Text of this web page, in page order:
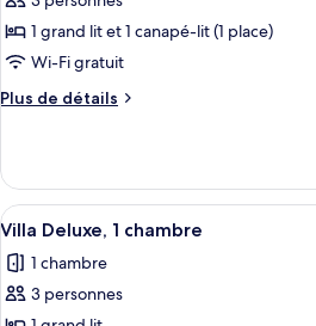
ce
type
chambre :
1 grand lit et 1 canapé-lit (1 place)
Wi-Fi gratuit
Plus de détails
Plus
le
type
de
Suite
Afficher
toutes
les
photos
Un
6
Villa Deluxe, 1 chambre
1 chambre
3 personnes